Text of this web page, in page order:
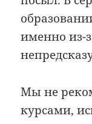
именно из-
Мы не
курсами,